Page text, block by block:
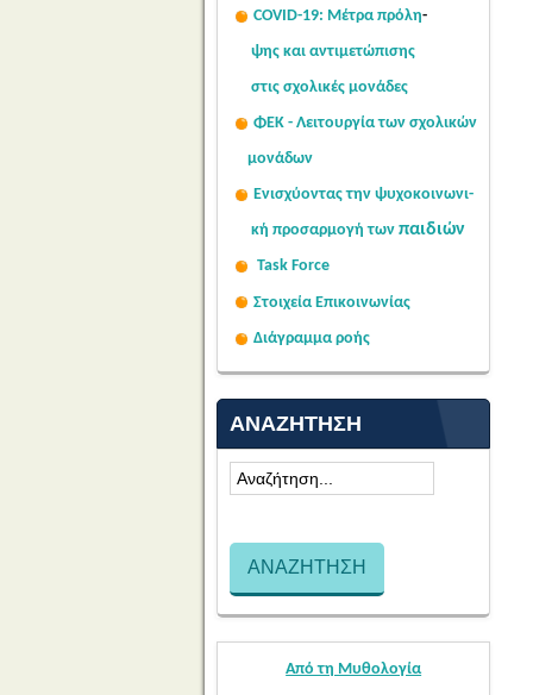
COVID-19: Μέτρα πρόλη-
ψης και αντιμετώπισης
στις σχολικές μονάδες
ΦΕΚ - Λειτουργία των σχολικών
μονάδων
Ενισχύοντας την ψυχοκοινωνι-
κή προσαρμογή των παιδιών
Task Force
Στοιχεία Επικοινωνίας
Διάγραμμα ροής
ΑΝΑΖΉΤΗΣΗ
Από τη Μυθολογία